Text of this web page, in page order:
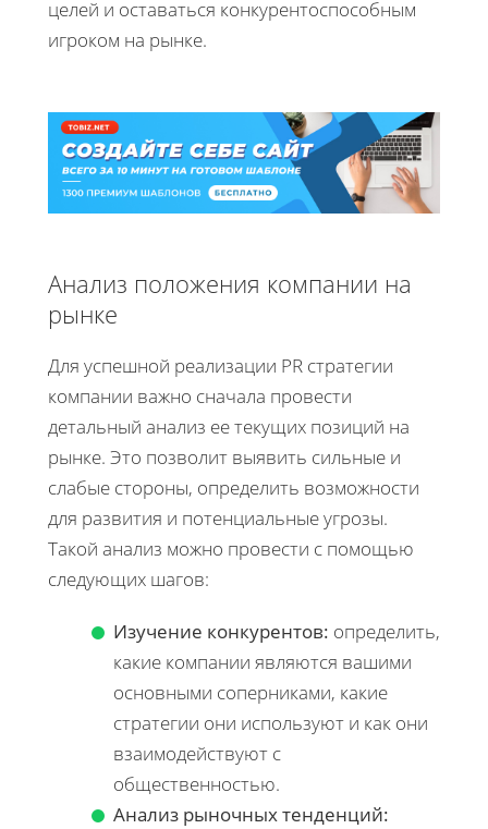
целей и оставаться конкурентоспособным
игроком на рынке.
Анализ положения компании на
рынке
Для успешной реализации PR стратегии
компании важно сначала провести
детальный анализ ее текущих позиций на
рынке. Это позволит выявить сильные и
слабые стороны, определить возможности
для развития и потенциальные угрозы.
Такой анализ можно провести с помощью
следующих шагов:
Изучение конкурентов: определить,
какие компании являются вашими
основными соперниками, какие
стратегии они используют и как они
взаимодействуют с
общественностью.
Анализ рыночных тенденций: